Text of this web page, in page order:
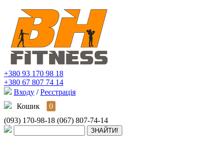
+380 93 170 98 18
+380 67 807 74 14
Входу / Реєстрація
Кошик
0
(093) 170-98-18 (067) 807-74-14